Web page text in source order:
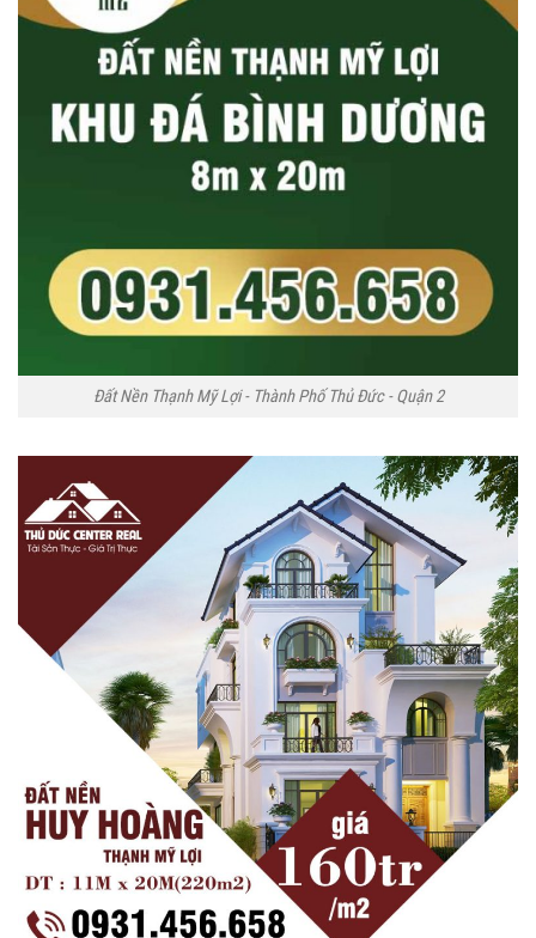
Đất Nền Thạnh Mỹ Lợi - Thành Phố Thủ Đức - Quận 2